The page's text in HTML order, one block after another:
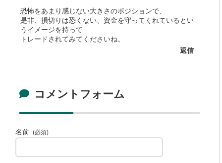
恐怖をあまり感じない大きさのポジションで、
是非、損切りは恐くない、資金を守ってくれているとい
うイメージを持って
トレードされてみてくださいね。
返信
コメントフォーム
名前 (必須)